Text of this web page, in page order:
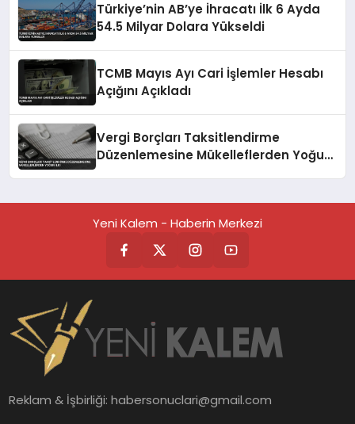
Türkiye’nin AB’ye İhracatı İlk 6 Ayda
54.5 Milyar Dolara Yükseldi
TCMB Mayıs Ayı Cari İşlemler Hesabı
Açığını Açıkladı
Vergi Borçları Taksitlendirme
Düzenlemesine Mükelleflerden Yoğun
Yeni Kalem - Haberin Merkezi
Reklam & İşbirliği:habersonuclari@gmail.com